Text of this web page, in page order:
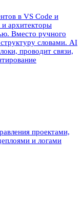
в VS Code и
архитекторы
Вместо ручного
словами. AI
проводит связи,
проектами,
и логами